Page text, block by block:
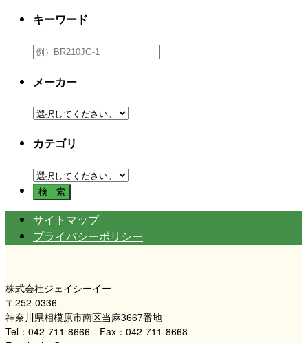
キーワード
メーカー
カテゴリ
サイトマップ
プライバシーポリシー
株式会社ジェイシーイー
〒252-0336
神奈川県相模原市南区当麻3667番地
Tel：042-711-8666 Fax：042-711-8668